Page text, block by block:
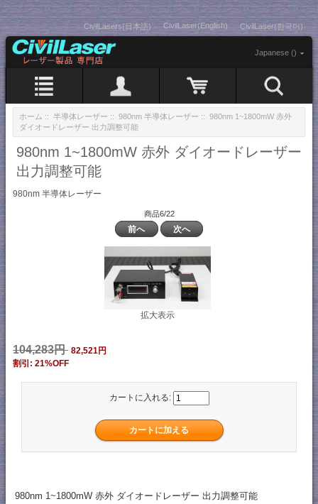
CivilLasers(日本語) CivilLaser(English) CivilLaser(한국어)
Japanese ()
ホーム :: 半導体レーザー :: 980nm 半導体レーザー :: 980nm 1~1800mW 赤外
ダイオードレーザー 出力調整可能
980nm 1~1800mW 赤外 ダイオードレーザー
出力調整可能
980nm 半導体レーザー
商品6/22
前へ 次へ
拡大表示
104,283円 82,521円
割引: 21%OFF
カートに入れる:
980nm 1~1800mW 赤外 ダイオードレーザー 出力調整可能